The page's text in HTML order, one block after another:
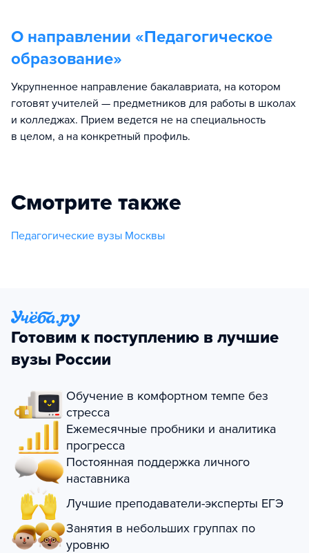
О направлении «Педагогическое
образование»
Укрупненное направление бакалавриата, на котором
готовят учителей — предметников для работы в школах
и колледжах. Прием ведется не на специальность
в целом, а на конкретный профиль.
Смотрите также
Педагогические вузы Москвы
Готовим к поступлению в лучшие
вузы России
Обучение в комфортном темпе без
стресса
Ежемесячные пробники и аналитика
прогресса
Постоянная поддержка личного
наставника
Лучшие преподаватели-эксперты ЕГЭ
Занятия в небольших группах по
уровню